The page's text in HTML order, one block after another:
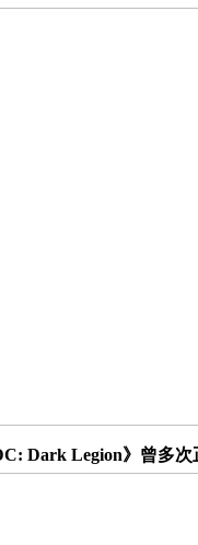
Dark Legion》曾多次